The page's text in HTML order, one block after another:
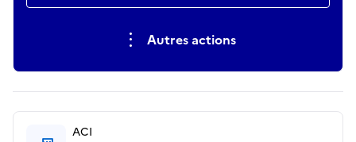
Autres actions
ACI